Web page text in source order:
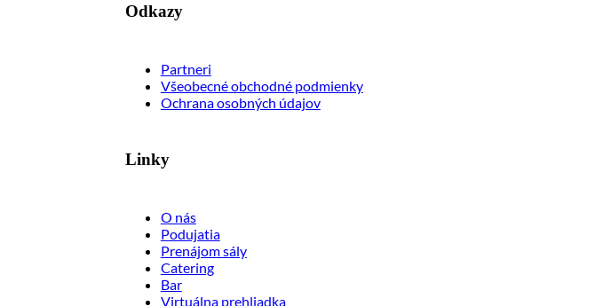
Odkazy
Partneri
Všeobecné obchodné podmienky
Ochrana osobných údajov
Linky
O nás
Podujatia
Prenájom sály
Catering
Bar
Virtuálna prehliadka